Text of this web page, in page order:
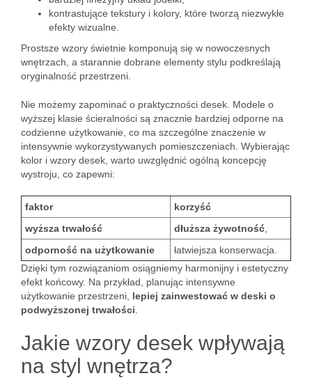
kontrastujące tekstury i kolory, które tworzą niezwykłe
efekty wizualne.
Prostsze wzory świetnie komponują się w nowoczesnych
wnętrzach, a starannie dobrane elementy stylu podkreślają
oryginalność przestrzeni.
Nie możemy zapominać o praktyczności desek. Modele o
wyższej klasie ścieralności są znacznie bardziej odporne na
codzienne użytkowanie, co ma szczególne znaczenie w
intensywnie wykorzystywanych pomieszczeniach. Wybierając
kolor i wzory desek, warto uwzględnić ogólną koncepcję
wystroju, co zapewni:
faktor
korzyść
wyższa trwałość
dłuższa żywotność
odporność na użytkowanie
łatwiejsza konserwacja.
Dzięki tym rozwiązaniom osiągniemy harmonijny i estetyczny
efekt końcowy. Na przykład, planując intensywne
użytkowanie przestrzeni, lepiej zainwestować w deski o
podwyższonej trwałości
Jakie wzory desek wpływają
na styl wnętrza?